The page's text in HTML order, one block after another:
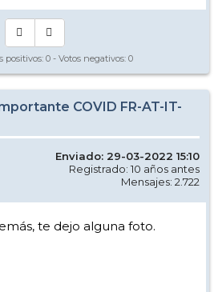
positivos: 0 - Votos negativos: 0
COVID FR-AT-IT-
Enviado: 29-03-2022 15:10
Registrado: 10 años antes
Mensajes: 2.722
te dejo alguna foto.